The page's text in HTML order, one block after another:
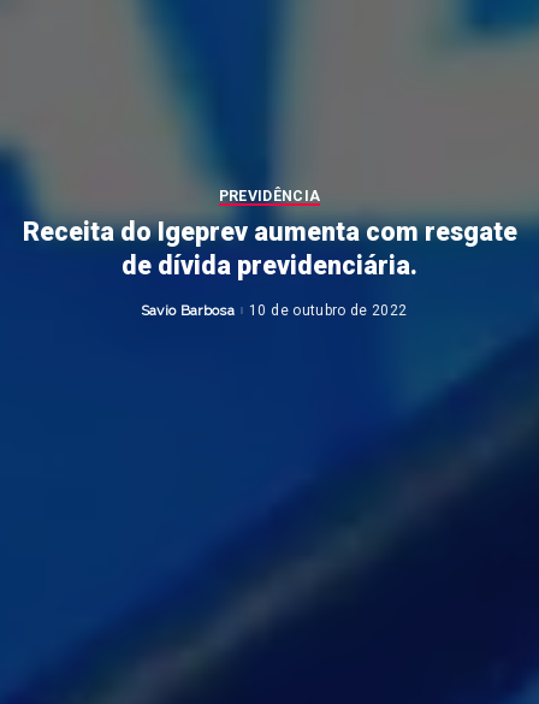
PREVIDÊNCIA
Receita do Igeprev aumenta com resgate
de dívida previdenciária.
Posted
Savio Barbosa 10 de outubro de 2022